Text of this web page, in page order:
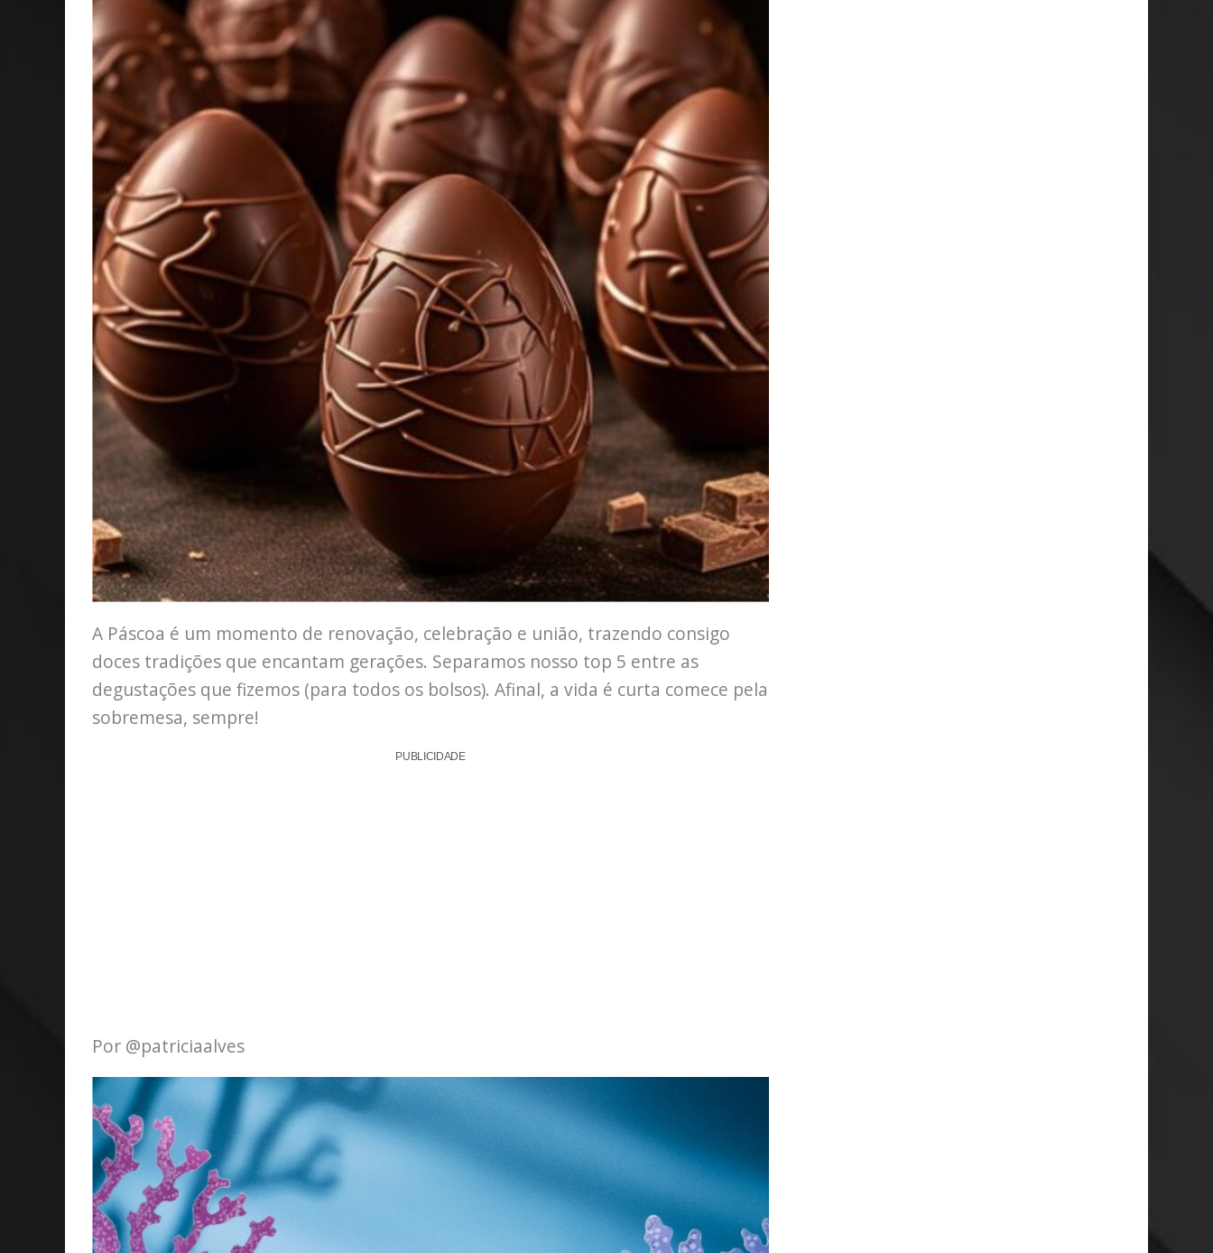
A Páscoa é um momento de renovação, celebração e união, trazendo consigo
doces tradições que encantam gerações. Separamos nosso top 5 entre as
degustações que fizemos (para todos os bolsos). Afinal, a vida é curta comece pela
sobremesa, sempre!
PUBLICIDADE
Por @patriciaalves